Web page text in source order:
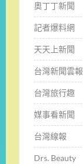
奧丁丁新聞
記者爆料網
天天上新聞
台灣新聞雲報
台灣旅行趣
媒事看新聞
台灣線報
Drs. Beauty